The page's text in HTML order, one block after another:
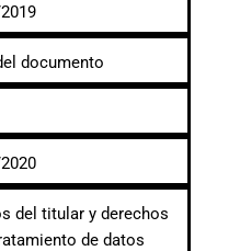
documento
del titular y derechos
de datos